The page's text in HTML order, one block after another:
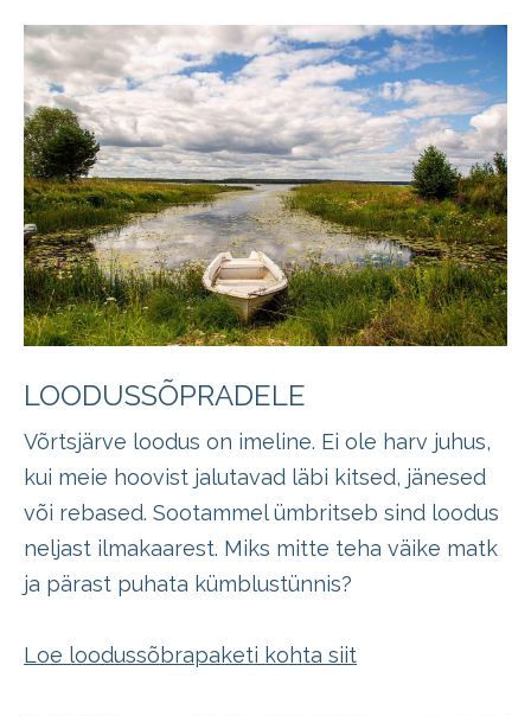
LOODUSSÕPRADELE
Võrtsjärve loodus on imeline. Ei ole harv juhus,
kui meie hoovist jalutavad läbi kitsed, jänesed
või rebased. Sootammel ümbritseb sind loodus
neljast ilmakaarest. Miks mitte teha väike matk
ja pärast puhata kümblustünnis?
Loe loodussõbrapaketi kohta siit